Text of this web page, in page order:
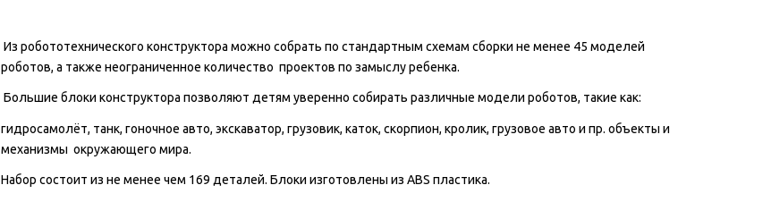
Из робототехнического конструктора можно собрать по стандартным схемам сборки не менее 45 моделей
роботов, а также неограниченное количество проектов по замыслу ребенка.
Большие блоки конструктора позволяют детям уверенно собирать различные модели роботов, такие как:
гидросамолёт, танк, гоночное авто, экскаватор, грузовик, каток, скорпион, кролик, грузовое авто и пр. объекты и
механизмы окружающего мира.
Набор состоит из не менее чем 169 деталей. Блоки изготовлены из ABS пластика.